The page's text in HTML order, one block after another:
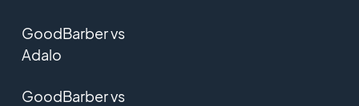
GoodBarber vs
Adalo
GoodBarber vs